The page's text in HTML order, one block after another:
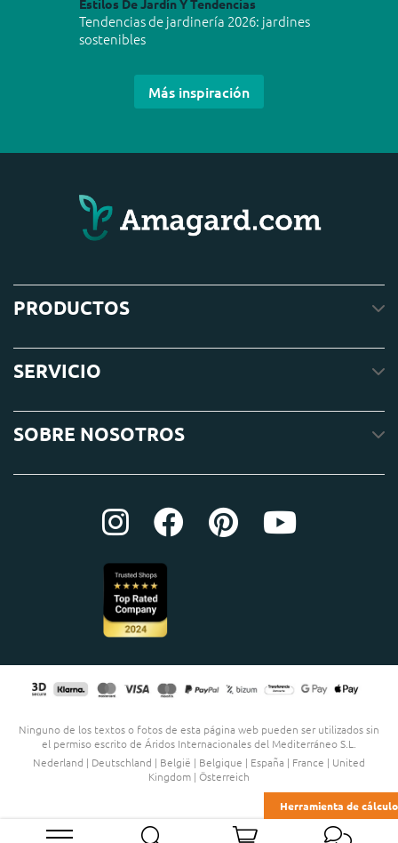
Estilos De Jardín Y Tendencias
Tendencias de jardinería 2026: jardines
sostenibles
Más inspiración
PRODUCTOS
SERVICIO
SOBRE NOSOTROS
Ninguno de los textos o fotos de esta página web pueden ser utilizados sin
el permiso escrito de Áridos Internacionales del Mediterráneo S.L.
Nederland | Deutschland | België | Belgique | España | France | United
Kingdom | Österreich
Herramienta de cálculo